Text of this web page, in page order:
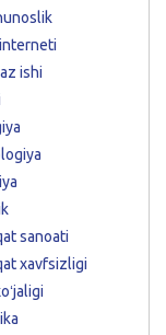
ishi
sanoati
xavfsizligi